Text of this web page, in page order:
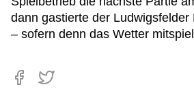
dann gastierte der Ludwigsfelder
– sofern denn das Wetter